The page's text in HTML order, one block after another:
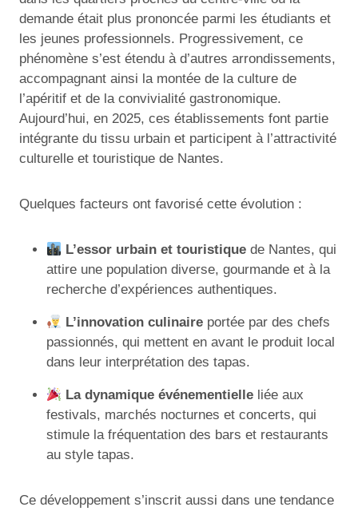
demande était plus prononcée parmi les étudiants et
les jeunes professionnels. Progressivement, ce
phénomène s’est étendu à d’autres arrondissements,
accompagnant ainsi la montée de la culture de
l’apéritif et de la convivialité gastronomique.
Aujourd’hui, en 2025, ces établissements font partie
intégrante du tissu urbain et participent à l’attractivité
culturelle et touristique de Nantes.
Quelques facteurs ont favorisé cette évolution :
L’essor urbain et touristique de Nantes, qui
attire une population diverse, gourmande et à la
recherche d’expériences authentiques.
L’innovation culinaire portée par des chefs
passionnés, qui mettent en avant le produit local
dans leur interprétation des tapas.
La dynamique événementielle liée aux
festivals, marchés nocturnes et concerts, qui
stimule la fréquentation des bars et restaurants
au style tapas.
Ce développement s’inscrit aussi dans une tendance